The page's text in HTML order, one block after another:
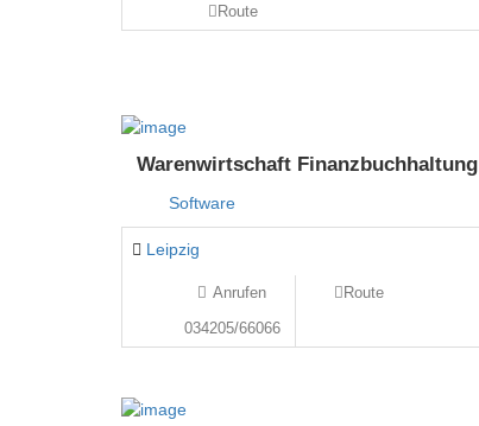
Route
Warenwirtschaft Finanzbuchhaltung
Software
Leipzig
Anrufen
034205/66066
Route